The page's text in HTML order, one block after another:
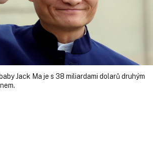
Jack Ma je s 38 miliardami dolarů druhým